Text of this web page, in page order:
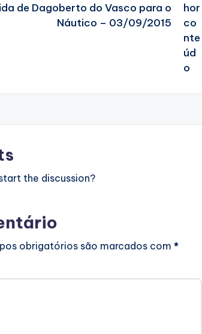
ida de Dagoberto do Vasco para o
Náutico – 03/09/2015
the discussion?
obrigatórios são marcados com *